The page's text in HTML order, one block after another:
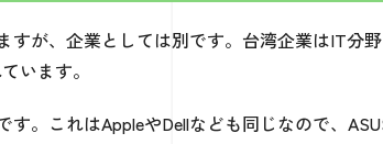
すが、企業としては別です。台湾企業はIT分
います。
。これはAppleやDellなども同じなので、